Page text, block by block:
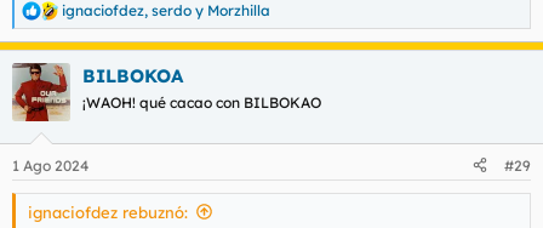
R
e
a
c
c
i
e
s
ignaciofdez, serdo y Morzhilla
BILBOKOA
¡WAOH! qué cacao con BILBOKAO
1 Ago 2024 #29
ignaciofdez rebuznó: